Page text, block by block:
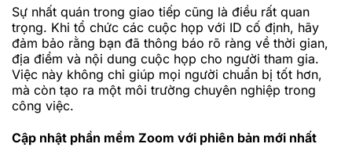
Sự nhất quán trong giao tiếp cũng là điều rất quan
trọng. Khi tổ chức các cuộc họp với ID cố định, hãy
đảm bảo rằng bạn đã thông báo rõ ràng về thời gian,
địa điểm và nội dung cuộc họp cho người tham gia.
Việc này không chỉ giúp mọi người chuẩn bị tốt hơn,
mà còn tạo ra một môi trường chuyên nghiệp trong
công việc.
Cập nhật phần mềm Zoom với phiên bản mới nhất